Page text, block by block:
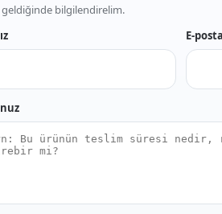
geldiğinde bilgilendirelim.
E-posta